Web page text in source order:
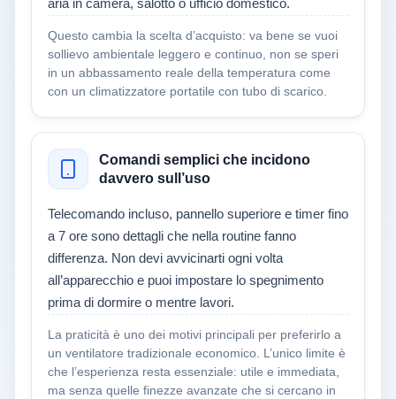
aria in camera, salotto o ufficio domestico.
Questo cambia la scelta d’acquisto: va bene se vuoi
sollievo ambientale leggero e continuo, non se speri
in un abbassamento reale della temperatura come
con un climatizzatore portatile con tubo di scarico.
Comandi semplici che incidono
davvero sull’uso
Telecomando incluso, pannello superiore e timer fino
a 7 ore sono dettagli che nella routine fanno
differenza. Non devi avvicinarti ogni volta
all’apparecchio e puoi impostare lo spegnimento
prima di dormire o mentre lavori.
La praticità è uno dei motivi principali per preferirlo a
un ventilatore tradizionale economico. L’unico limite è
che l’esperienza resta essenziale: utile e immediata,
ma senza quelle finezze avanzate che si cercano in